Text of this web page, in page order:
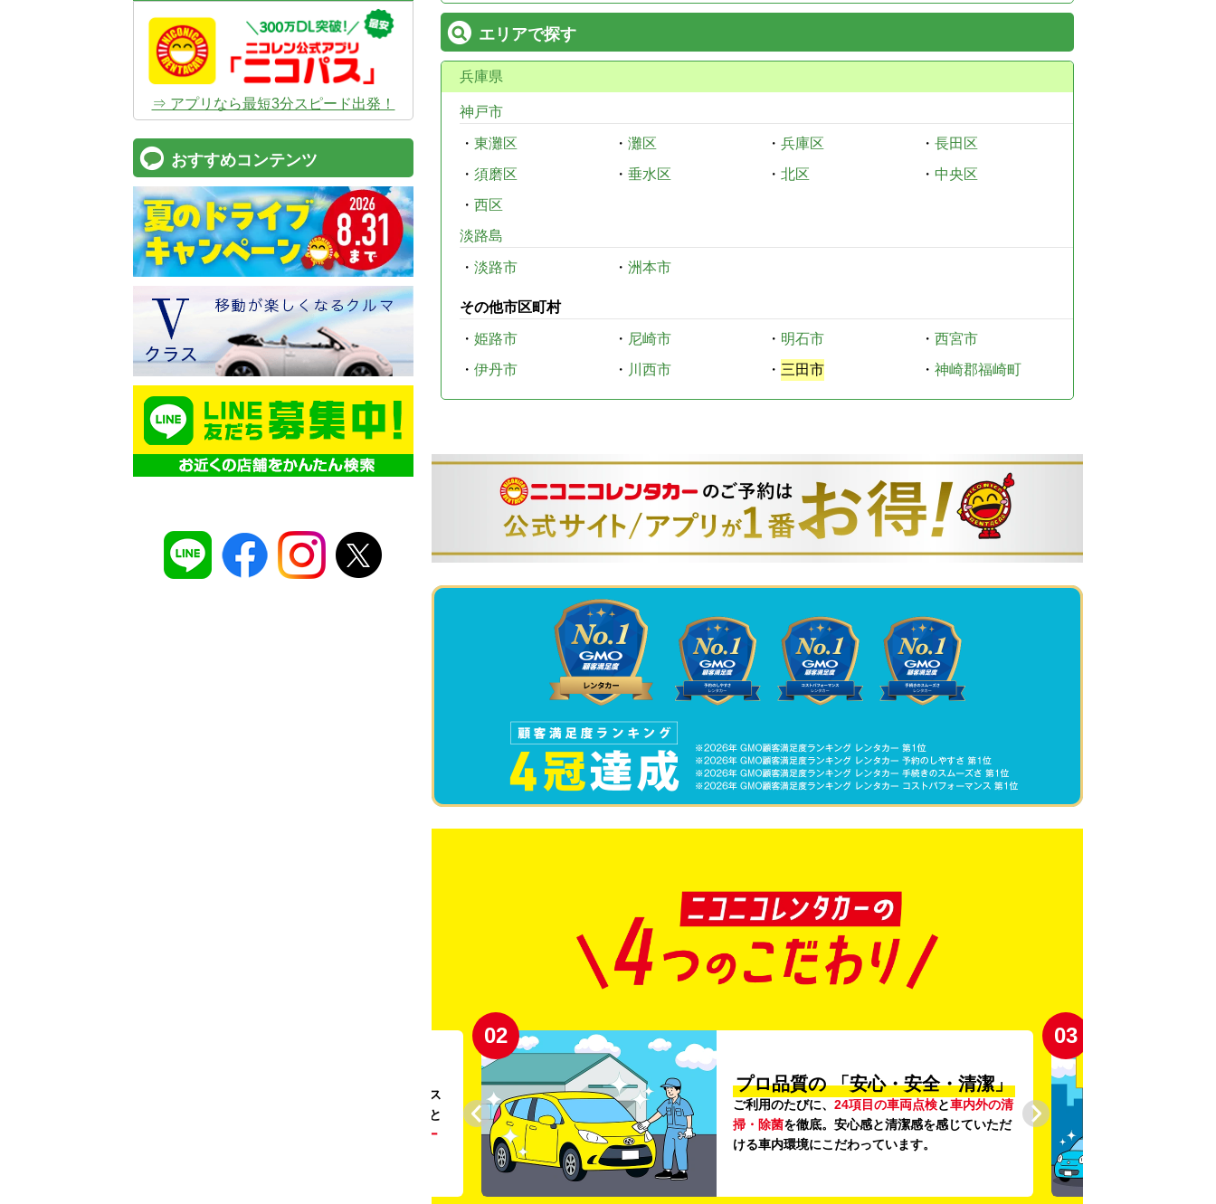
エリアで探す
兵庫県
神戸市
・ 東灘区 ・ 灘区 ・ 兵庫区 ・ 長田区
・ 須磨区 ・ 垂水区 ・ 北区 ・ 中央区
・ 西区
淡路島
・ 淡路市 ・ 洲本市
その他市区町村
・ 姫路市 ・ 尼崎市 ・ 明石市 ・ 西宮市
・ 伊丹市 ・ 川西市 ・ 三田市 ・ 神崎郡福崎町
。ガソリンス
タンドや整備工場の既存インフラを活用すること
リー
02
プロ品質の 「安心・安全・清潔」
ご利用のたびに、 24項目の車両点検と車内外の清
掃・除菌を徹底。安心感と清潔感を感じていただ
ける車内環境にこだわっています。
03
⇒ アプリなら最短3分スピード出発！
おすすめコンテンツ